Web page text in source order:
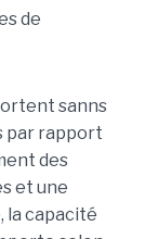
de
sanns
par rapport
des
et une
la capacité